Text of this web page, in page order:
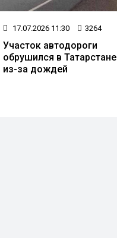
17.07.2026 11:30 3264
Участок автодороги
обрушился в Татарстане
из-за дождей